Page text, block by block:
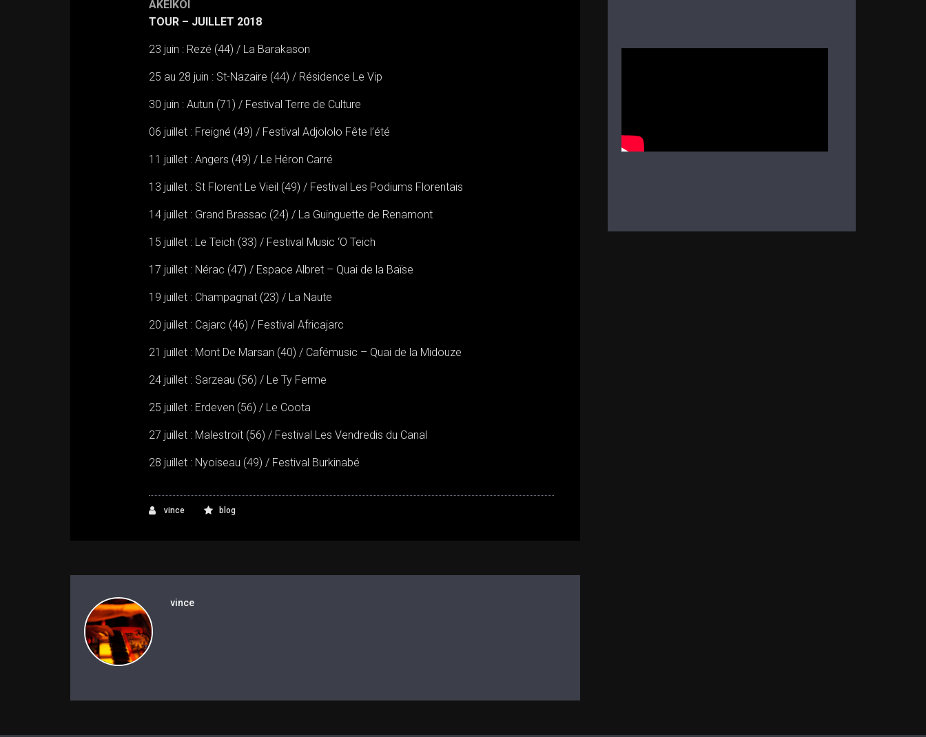
AKEIKOI
TOUR – JUILLET 2018
23 juin : Rezé (44) / La Barakason
25 au 28 juin : St-Nazaire (44) / Résidence Le Vip
30 juin : Autun (71) / Festival Terre de Culture
06 juillet : Freigné (49) / Festival Adjololo Fête l’été
11 juillet : Angers (49) / Le Héron Carré
13 juillet : St Florent Le Vieil (49) / Festival Les Podiums Florentais
14 juillet : Grand Brassac (24) / La Guinguette de Renamont
15 juillet : Le Teich (33) / Festival Music ‘O Teich
17 juillet : Nérac (47) / Espace Albret – Quai de la Baïse
19 juillet : Champagnat (23) / La Naute
20 juillet : Cajarc (46) / Festival Africajarc
21 juillet : Mont De Marsan (40) / Cafémusic – Quai de la Midouze
24 juillet : Sarzeau (56) / Le Ty Ferme
25 juillet : Erdeven (56) / Le Coota
27 juillet : Malestroit (56) / Festival Les Vendredis du Canal
28 juillet : Nyoiseau (49) / Festival Burkinabé
vince blog
vince